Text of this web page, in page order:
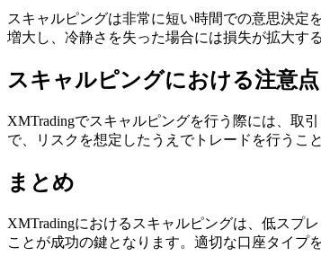
スキャルピングは非常に短い時間での意思決定
増大し、冷静さを失った場合には損失が拡大す
スキャルピングにおける注意点
XMTradingでスキャルピングを行う際には、取
で、リスクを想定したうえでトレードを行うこ
まとめ
XMTradingにおけるスキャルピングは、低スプ
ことが成功の鍵となります。適切な口座タイプ